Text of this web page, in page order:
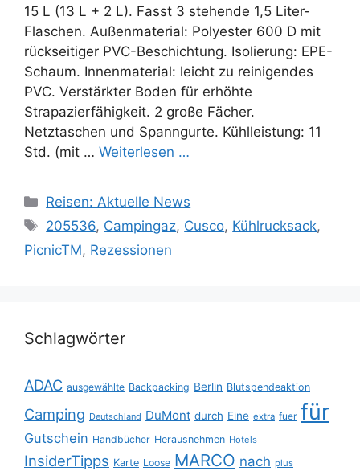
15 L (13 L + 2 L). Fasst 3 stehende 1,5 Liter-
Flaschen. Außenmaterial: Polyester 600 D mit
rückseitiger PVC-Beschichtung. Isolierung: EPE-
Schaum. Innenmaterial: leicht zu reinigendes
PVC. Verstärkter Boden für erhöhte
Strapazierfähigkeit. 2 große Fächer.
Netztaschen und Spanngurte. Kühlleistung: 11
Std. (mit … Weiterlesen …
Kategorien
Reisen: Aktuelle News
Schlagwörter
205536, Campingaz, Cusco, Kühlrucksack,
PicnicTM, Rezessionen
Schlagwörter
ADAC ausgewählte Backpacking Berlin Blutspendeaktion
Camping Deutschland DuMont durch Eine extra fuer für
Gutschein Handbücher Herausnehmen Hotels
InsiderTipps Karte Loose MARCO nach plus